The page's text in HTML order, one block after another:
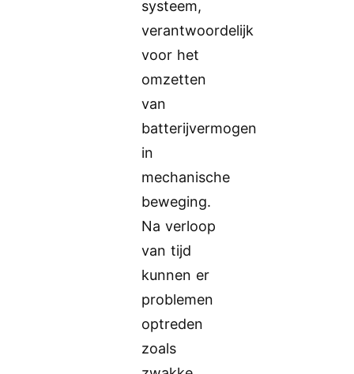
systeem,
verantwoordelijk
voor het
omzetten
van
batterijvermogen
in
mechanische
beweging.
Na verloop
van tijd
kunnen er
problemen
optreden
zoals